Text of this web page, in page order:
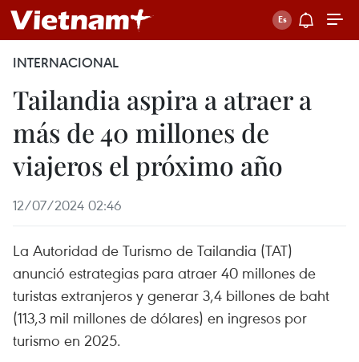
INTERNACIONAL
Tailandia aspira a atraer a
más de 40 millones de
viajeros el próximo año
12/07/2024 02:46
La Autoridad de Turismo de Tailandia (TAT)
anunció estrategias para atraer 40 millones de
turistas extranjeros y generar 3,4 billones de baht
(113,3 mil millones de dólares) en ingresos por
turismo en 2025.